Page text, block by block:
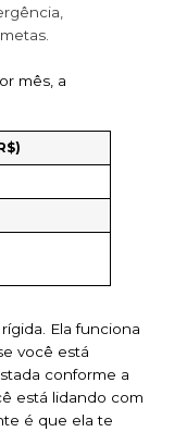
mês, a
Ela funciona
você está
conforme a
está lidando com
é que ela te